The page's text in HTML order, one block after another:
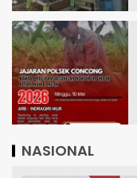
NASIONAL